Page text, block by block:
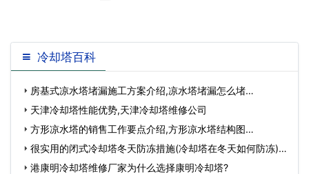
冷却塔百科
房基式凉水塔堵漏施工方案介绍,凉水塔堵漏怎么堵…
天津冷却塔性能优势,天津冷却塔维修公司
方形凉水塔的销售工作要点介绍,方形凉水塔结构图…
很实用的闭式冷却塔冬天防冻措施(冷却塔在冬天如何防冻)…
港康明冷却塔维修厂家为什么选择康明冷却塔?